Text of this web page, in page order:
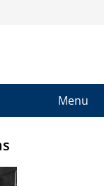
Menu